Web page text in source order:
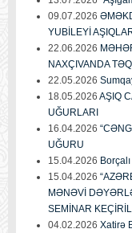
09.07.2026
YUBİLEYİ
22.06.2026
NAXÇIVANDA
22.05.2026
18.05.2026 AŞIQ
UĞURLARI
16.04.2026
UĞURU
15.04.2026
15.04.2026
MƏNƏVİ
SEMİNAR
04.02.2026 Xatirə